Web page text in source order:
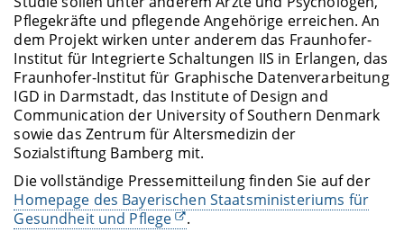
Pflegekräfte und pflegende Angehörige erreichen. An
dem Projekt wirken unter anderem das Fraunhofer-
Institut für Integrierte Schaltungen IIS in Erlangen, das
Fraunhofer-Institut für Graphische Datenverarbeitung
IGD in Darmstadt, das Institute of Design and
Communication der University of Southern Denmark
sowie das Zentrum für Altersmedizin der
Sozialstiftung Bamberg mit.
Die vollständige Pressemitteilung finden Sie auf der
Homepage des Bayerischen Staatsministeriums für
Gesundheit und Pflege
.